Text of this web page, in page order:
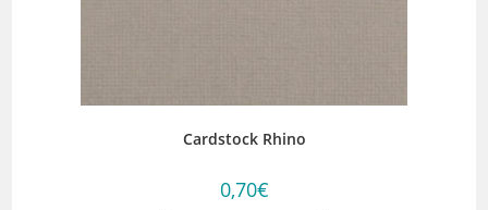
Cardstock Rhino
0,70€